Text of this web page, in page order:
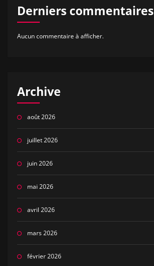
Derniers commentaires
Aucun commentaire à afficher.
Archive
août 2026
juillet 2026
juin 2026
mai 2026
avril 2026
mars 2026
février 2026